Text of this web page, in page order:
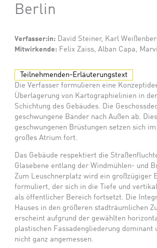
Berlin
Verfasser:in: David Steiner, Karl
Mitwirkende: Felix Zaiss, Alban Capa,
Teilnehmenden-Erläuterungstext
Die Verfasser formulieren eine
Überlagerung von Kartographielinien in
Schichtung des Gebäudes. Die
geschwungene Bänder nach Außen ab.
geschwungenen Brüstungen setzen sich
großes Atrium fort.
Das Gebäude respektiert die
Glasebene entlang der Windmühlen- und
Zum Leuschnerplatz wird ein großzügiger
formuliert, der sich in die Tiefe und
als öffentlicher Bereich fortsetzt. Die
Hauses in den größeren stadträumlichen
erscheint aufgrund der gewählten
plastischen Fassadengliederung dominant
nicht ganz angemessen.